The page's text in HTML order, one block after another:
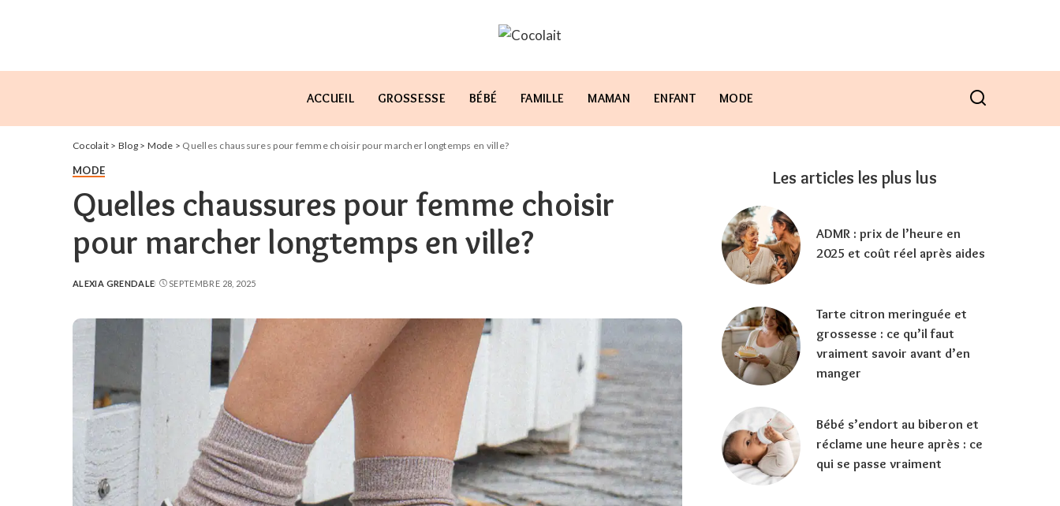
ACCUEIL GROSSESSE BÉBÉ FAMILLE MAMAN ENFANT MODE
Cocolait > Blog> Mode > Quelles chaussures pour femme choisir pour marcher longtemps en ville?
MODE
Quelles chaussures pour femme choisir
pour marcher longtemps en ville?
POSTED
ALEXIA GRENDALE SEPTEMBRE 28, 2025
Les articles les plus lus
ADMR : prix de l’heure en
2025 et coût réel après aides
Tarte citron meringuée et
grossesse : ce qu’il faut
vraiment savoir avant d’en
manger
Bébé s’endort au biberon et
réclame une heure après : ce
qui se passe vraiment